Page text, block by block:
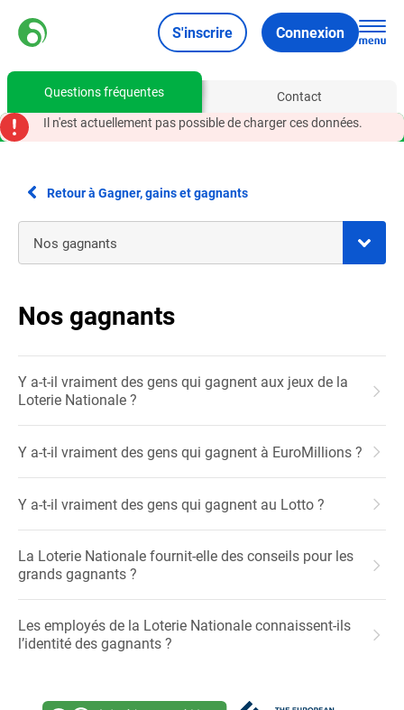
S'inscrire Connexion
Questions fréquentes
Contact
Il n'est actuellement pas possible de charger ces données.
Retour à Gagner, gains et gagnants
Nos gagnants
Y a-t-il vraiment des gens qui gagnent aux jeux de la
Loterie Nationale ?
Y a-t-il vraiment des gens qui gagnent à EuroMillions ?
Y a-t-il vraiment des gens qui gagnent au Lotto ?
La Loterie Nationale fournit-elle des conseils pour les
grands gagnants ?
Les employés de la Loterie Nationale connaissent-ils
l’identité des gagnants ?